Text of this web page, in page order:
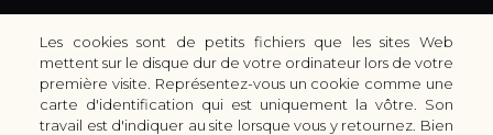
30 rue Colbert - 51100 REIMS - France
Les cookies sont de petits fichiers que les sites Web
mettent sur le disque dur de votre ordinateur lors de votre
première visite. Représentez-vous un cookie comme une
carte d'identification qui est uniquement la vôtre. Son
travail est d'indiquer au site lorsque vous y retournez. Bien